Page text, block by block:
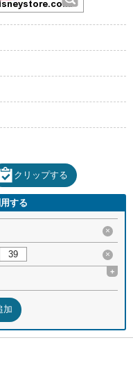
クリップする
する
×
39 ×
+
加